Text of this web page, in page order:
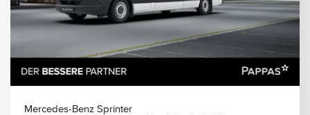
Mercedes-Benz Sprinter